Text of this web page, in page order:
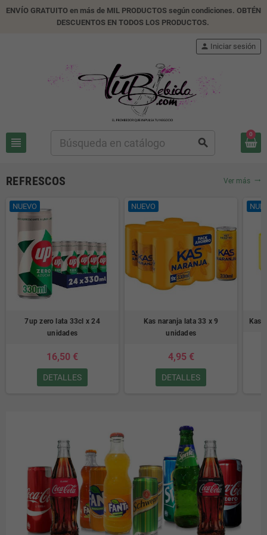
ENVÍO GRATUITO en más de MIL PRODUCTOS según condiciones. OBTÉN
DESCUENTOS EN TODOS LOS PRODUCTOS.
view_headline search
person Iniciar sesión
0
REFRESCOS Ver más trending_flat
NUEVO
7up zero lata 33cl x 24
unidades
16,50 €
DETALLES
NUEVO
Kas naranja lata 33 x 9
unidades
4,95 €
DETALLES
Kas